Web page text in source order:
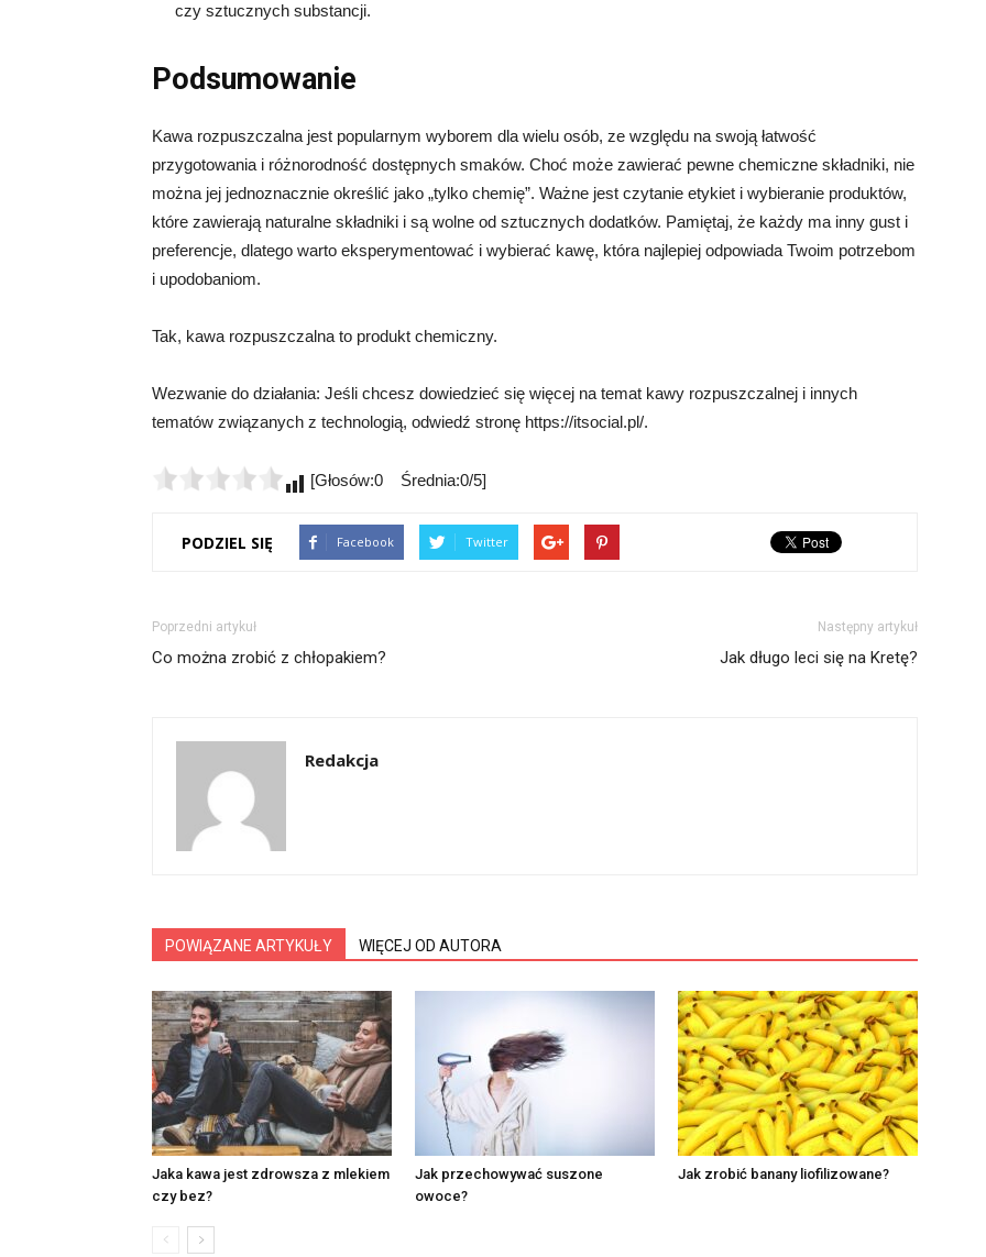
czy sztucznych substancji.
Podsumowanie
Kawa rozpuszczalna jest popularnym wyborem dla wielu osób, ze względu na swoją łatwość
przygotowania i różnorodność dostępnych smaków. Choć może zawierać pewne chemiczne składniki, nie
można jej jednoznacznie określić jako „tylko chemię”. Ważne jest czytanie etykiet i wybieranie produktów,
które zawierają naturalne składniki i są wolne od sztucznych dodatków. Pamiętaj, że każdy ma inny gust i
preferencje, dlatego warto eksperymentować i wybierać kawę, która najlepiej odpowiada Twoim potrzebom
i upodobaniom.
Tak, kawa rozpuszczalna to produkt chemiczny.
Wezwanie do działania: Jeśli chcesz dowiedzieć się więcej na temat kawy rozpuszczalnej i innych
tematów związanych z technologią, odwiedź stronę https://itsocial.pl/.
[Głosów:0 Średnia:0/5]
PODZIEL SIĘ Facebook Twitter
Poprzedni artykuł
Co można zrobić z chłopakiem?
Następny artykuł
Jak długo leci się na Kretę?
Redakcja
POWIĄZANE ARTYKUŁY WIĘCEJ OD AUTORA
Jaka kawa jest zdrowsza z mlekiem
czy bez?
Jak przechowywać suszone
owoce?
Jak zrobić banany liofilizowane?